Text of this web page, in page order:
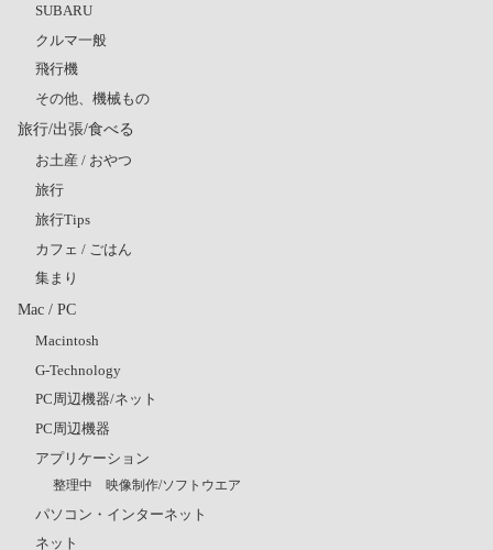
SUBARU
クルマ一般
飛行機
その他、機械もの
旅行/出張/食べる
お土産 / おやつ
旅行
旅行Tips
カフェ / ごはん
集まり
Mac / PC
Macintosh
G-Technology
PC周辺機器/ネット
PC周辺機器
アプリケーション
整理中 映像制作/ソフトウエア
パソコン・インターネット
ネット